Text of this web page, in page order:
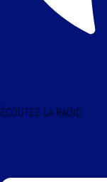
ÉCOUTEZ LA RADIO